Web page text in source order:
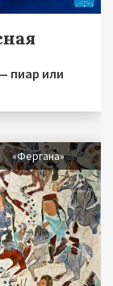
пиар или
«Фергана»